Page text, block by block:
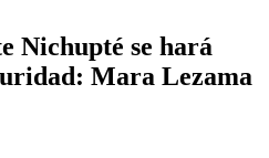
Nichupté se hará
Mara Lezama